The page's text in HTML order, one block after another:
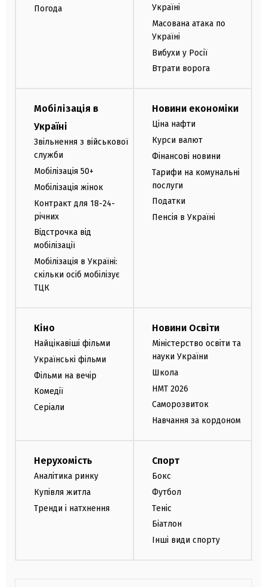
Погода
Україні
Масована атака по
Україні
Вибухи у Росії
Втрати ворога
Мобілізація в
Україні
Звільнення з військової
служби
Мобілізація 50+
Мобілізація жінок
Контракт для 18-24-
річних
Відстрочка від
мобілізації
Мобілізація в Україні:
скільки осіб мобілізує
ТЦК
Новини економіки
Ціна нафти
Курси валют
Фінансові новини
Тарифи на комунальні
послуги
Податки
Пенсія в Україні
Кіно
Найцікавіші фільми
Українські фільми
Фільми на вечір
Комедії
Серіали
Новини Освіти
Міністерство освіти та
науки України
Школа
НМТ 2026
Саморозвиток
Навчання за кордоном
Нерухомість
Аналітика ринку
Купівля житла
Тренди і натхнення
Спорт
Бокс
Футбол
Теніс
Біатлон
Інші види спорту